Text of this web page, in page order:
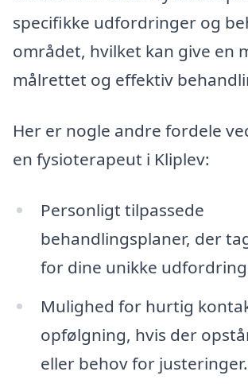
specifikke udfordringer og
området, hvilket kan give en
målrettet og effektiv
Her er nogle andre fordele
en fysioterapeut i Kliplev:
Personligt tilpassede
behandlingsplaner, der
for dine unikke
Mulighed for hurtig
opfølgning, hvis der
eller behov for justeringer.